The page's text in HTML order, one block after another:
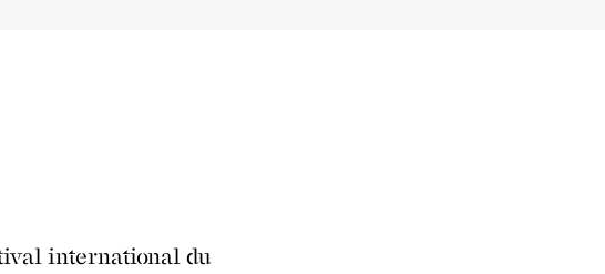
international du